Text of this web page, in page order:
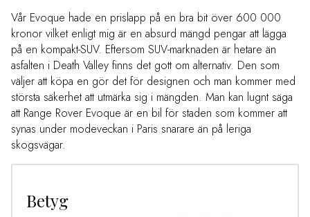
Vår Evoque hade en prislapp på en bra bit över 600 000
kronor vilket enligt mig är en absurd mängd pengar att lägga
på en kompakt-SUV. Eftersom SUV-marknaden är hetare än
asfalten i Death Valley finns det gott om alternativ. Den som
väljer att köpa en gör det för designen och man kommer med
största säkerhet att utmärka sig i mängden. Man kan lugnt säga
att Range Rover Evoque är en bil för staden som kommer att
synas under modeveckan i Paris snarare än på leriga
skogsvägar.
Betyg